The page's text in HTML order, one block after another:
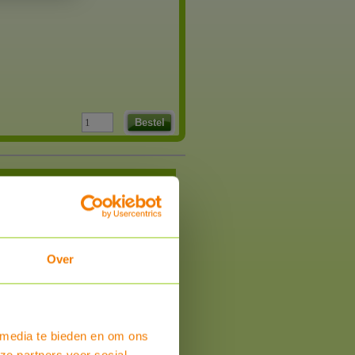
Over
te bieden en om ons
Bestel